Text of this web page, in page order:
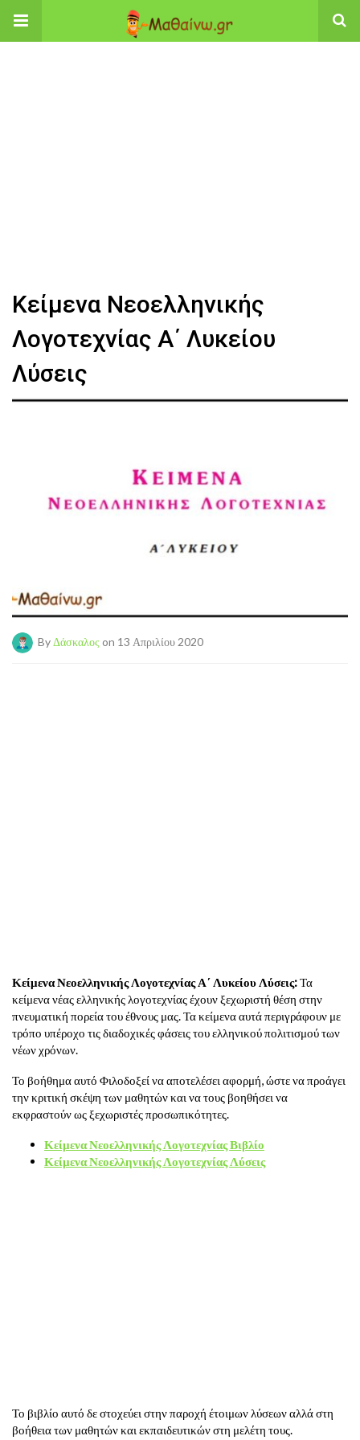
Κείμενα Νεοελληνικής
Λογοτεχνίας Α΄ Λυκείου
Λύσεις
By Δάσκαλος on 13 Απριλίου 2020
Κείμενα Νεοελληνικής Λογοτεχνίας Α΄ Λυκείου Λύσεις:Τα
κείμενα νέας ελληνικής λογοτεχνίας έχουν ξεχωριστή θέση στην
πνευματική πορεία του έθνους μας. Τα κείμενα αυτά περιγράφουν με
τρόπο υπέροχο τις διαδοχικές φάσεις του ελληνικού πολιτισμού των
νέων χρόνων.
Το βοήθημα αυτό Φιλοδοξεί να αποτελέσει αφορμή, ώστε να προάγει
την κριτική σκέψη των μαθητών και να τους βοηθήσει να
εκφραστούν ως ξεχωριστές προσωπικότητες.
Κείμενα Νεοελληνικής Λογοτεχνίας Βιβλίο
Κείμενα Νεοελληνικής Λογοτεχνίας Λύσεις
Το βιβλίο αυτό δε στοχεύει στην παροχή έτοιμων λύσεων αλλά στη
βοήθεια των μαθητών και εκπαιδευτικών στη μελέτη τους.